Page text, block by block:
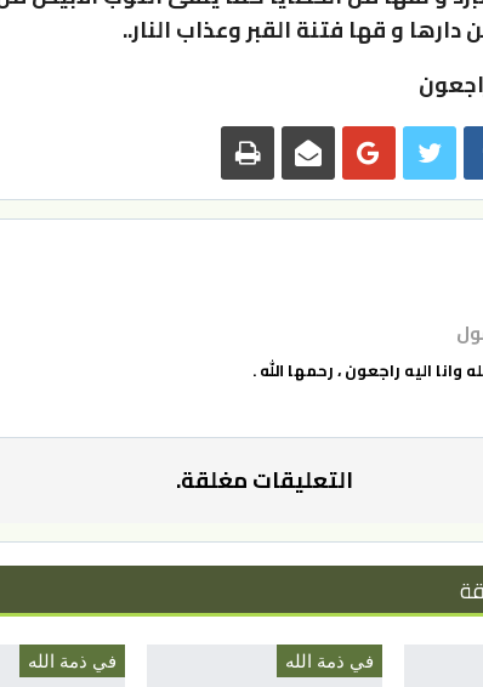
دارها و قها فتنة القبر وعذاب النار..
وانا اليه راجعون ، رحمها الله .
التعليقات مغلقة.
في ذمة الله في ذمة الله